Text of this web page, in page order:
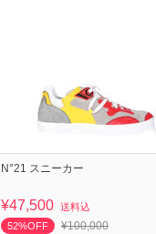
N°21 スニーカー
¥47,500 送料込
52%OFF
¥100,000